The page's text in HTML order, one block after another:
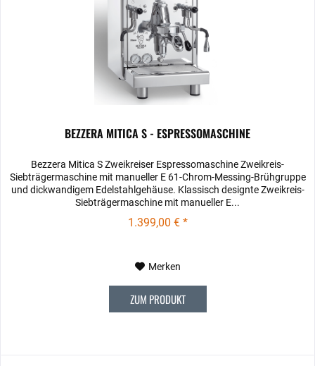
BEZZERA MITICA S - ESPRESSOMASCHINE
Bezzera Mitica S Zweikreiser Espressomaschine Zweikreis-
Siebträgermaschine mit manueller E 61-Chrom-Messing-Brühgruppe
und dickwandigem Edelstahlgehäuse. Klassisch designte Zweikreis-
Siebträgermaschine mit manueller E...
1.399,00 € *
Merken
ZUM PRODUKT